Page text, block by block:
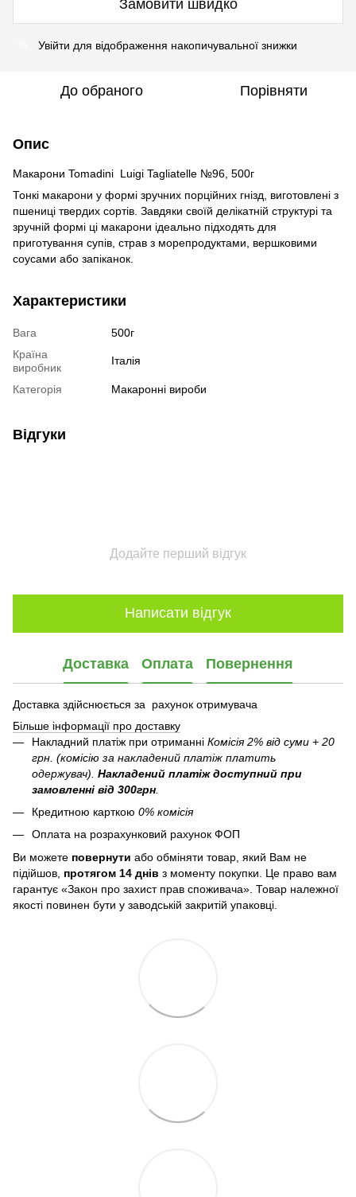
Замовити швидко
Увійти для відображення накопичувальної знижки
До обраного Порівняти
Опис
Макарони Tomadini Luigi Tagliatelle №96, 500г
Тонкі макарони у формі зручних порційних гнізд, виготовлені з
пшениці твердих сортів. Завдяки своїй делікатній структурі та
зручній формі ці макарони ідеально підходять для
приготування супів, страв з морепродуктами, вершковими
соусами або запіканок.
Характеристики
Вага
500г
Країна
виробник
Італія
Категорія Макаронні вироби
Відгуки
Додайте перший відгук
Написати відгук
Доставка Оплата Повернення
Доставка здійснюється за рахунок отримувача
Більше інформації про доставку
Накладний платіж при отриманні Комісія 2% від суми + 20
грн. (комісію за накладений платіж платить
одержувач). Накладений платіж доступний при
замовленні від 300грн
Кредитною карткою 0% комісія
Оплата на розрахунковий рахунок ФОП
Ви можете повернути або обміняти товар, який Вам не
підійшов, протягом 14 днів з моменту покупки. Це право вам
гарантує «Закон про захист прав споживача». Товар належної
якості повинен бути у заводській закритій упаковці.